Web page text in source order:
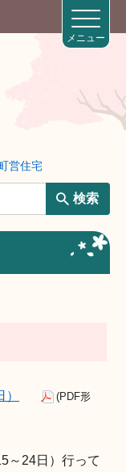
メニュー
営住宅
検索
(PDF形
～24日）行って